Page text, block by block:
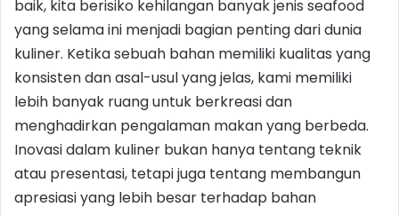
baik, kita berisiko kehilangan banyak jenis seafood
yang selama ini menjadi bagian penting dari dunia
kuliner. Ketika sebuah bahan memiliki kualitas yang
konsisten dan asal-usul yang jelas, kami memiliki
lebih banyak ruang untuk berkreasi dan
menghadirkan pengalaman makan yang berbeda.
Inovasi dalam kuliner bukan hanya tentang teknik
atau presentasi, tetapi juga tentang membangun
apresiasi yang lebih besar terhadap bahan